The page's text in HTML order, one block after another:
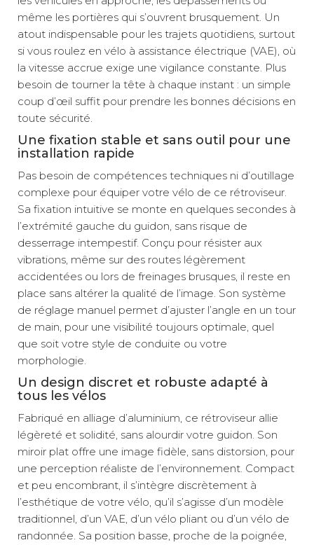
même les portières qui s’ouvrent brusquement. Un
atout indispensable pour les trajets quotidiens, surtout
si vous roulez en vélo à assistance électrique (VAE), où
la vitesse accrue exige une vigilance constante. Plus
besoin de tourner la tête à chaque instant : un simple
coup d’œil suffit pour prendre les bonnes décisions en
toute sécurité.
Une fixation stable et sans outil pour une
installation rapide
Pas besoin de compétences techniques ni d’outillage
complexe pour équiper votre vélo de ce rétroviseur.
Sa fixation intuitive se monte en quelques secondes à
l’extrémité gauche du guidon, sans risque de
desserrage intempestif. Conçu pour résister aux
vibrations, même sur des routes légèrement
accidentées ou lors de freinages brusques, il reste en
place sans altérer la qualité de l’image. Son système
de réglage manuel permet d’ajuster l’angle en un tour
de main, pour une visibilité toujours optimale, quel
que soit votre style de conduite ou votre
morphologie.
Un design discret et robuste adapté à
tous les vélos
Fabriqué en alliage d’aluminium, ce rétroviseur allie
légèreté et solidité, sans alourdir votre guidon. Son
miroir plat offre une image fidèle, sans distorsion, pour
une perception réaliste de l’environnement. Compact
et peu encombrant, il s’intègre discrètement à
l’esthétique de votre vélo, qu’il s’agisse d’un modèle
traditionnel, d’un VAE, d’un vélo pliant ou d’un vélo de
randonnée. Sa position basse, proche de la poignée,